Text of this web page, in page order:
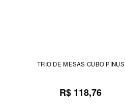
TRIO DE MESAS CUBO PINUS
R$ 118,76